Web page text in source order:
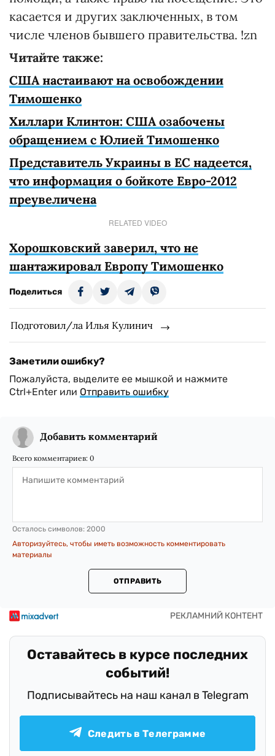
касается и других заключенных, в том
числе членов бывшего правительства. !zn
Читайте также:
США настаивают на освобождении
Тимошенко
Хиллари Клинтон: США озабочены
обращением с Юлией Тимошенко
Представитель Украины в ЕС надеется,
что информация о бойкоте Евро-2012
преувеличена
RELATED VIDEO
Хорошковский заверил, что не
шантажировал Европу Тимошенко
Поделиться
Подготовил/ла Илья Кулинич
Заметили ошибку?
Пожалуйста, выделите ее мышкой и нажмите
Ctrl+Enter или Отправить ошибку
Добавить комментарий
Всего комментариев: 0
Осталось символов: 2000
Авторизуйтесь, чтобы иметь возможность комментировать
материалы
ОТПРАВИТЬ
Оставайтесь в курсе последних
событий!
Подписывайтесь на наш канал в Telegram
Следить в Телеграмме